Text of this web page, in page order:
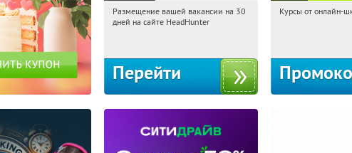
00:03:50 Получили:
Размещение вашей вакансии на 30
дней на сайте HeadHunter
Перейти
00:03:50
Курсы от онлайн-